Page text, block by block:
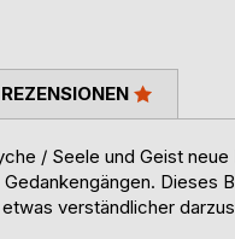
/ Seele und Geist neue
Dieses
verständlicher
REZENSIONEN